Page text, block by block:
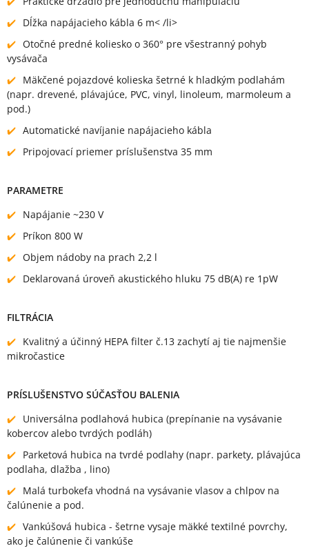
Dĺžka napájacieho kábla 6 m< /li>
Otočné predné koliesko o 360° pre všestranný pohyb
vysávača
Mäkčené pojazdové kolieska šetrné k hladkým podlahám
(napr. drevené, plávajúce, PVC, vinyl, linoleum, marmoleum a
pod.)
Automatické navíjanie napájacieho kábla
Pripojovací priemer príslušenstva 35 mm
PARAMETRE
Napájanie ~230 V
Príkon 800 W
Objem nádoby na prach 2,2 l
Deklarovaná úroveň akustického hluku 75 dB(A) re 1pW
FILTRÁCIA
Kvalitný a účinný HEPA filter č.13 zachytí aj tie najmenšie
mikročastice
PRÍSLUŠENSTVO SÚČASŤOU BALENIA
Universálna podlahová hubica (prepínanie na vysávanie
kobercov alebo tvrdých podláh)
Parketová hubica na tvrdé podlahy (napr. parkety, plávajúca
podlaha, dlažba , lino)
Malá turbokefa vhodná na vysávanie vlasov a chlpov na
čalúnenie a pod.
Vankúšová hubica - šetrne vysaje mäkké textilné povrchy,
ako je čalúnenie či vankúše